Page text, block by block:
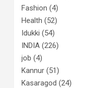
Fashion (4)
Health (52)
Idukki (54)
INDIA (226)
job (4)
Kannur (51)
Kasaragod (24)